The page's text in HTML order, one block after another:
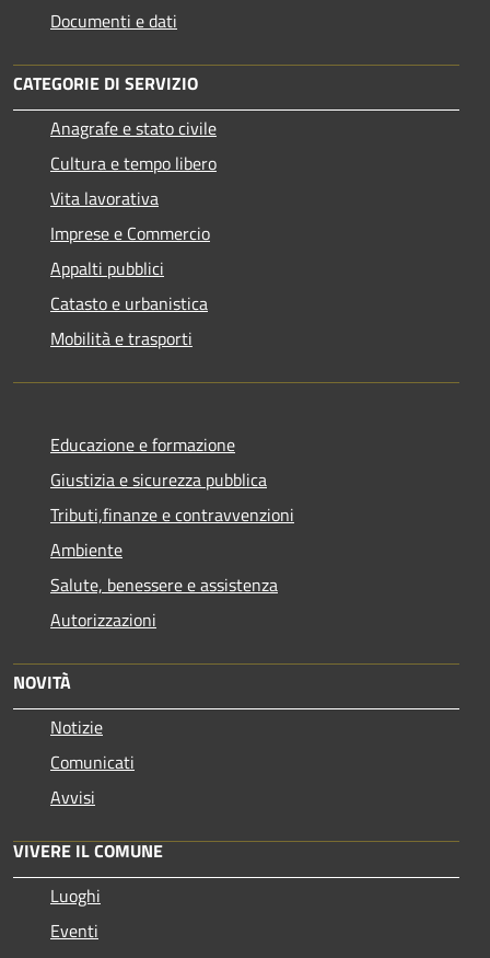
Documenti e dati
CATEGORIE DI SERVIZIO
Anagrafe e stato civile
Cultura e tempo libero
Vita lavorativa
Imprese e Commercio
Appalti pubblici
Catasto e urbanistica
Mobilità e trasporti
Educazione e formazione
Giustizia e sicurezza pubblica
Tributi,finanze e contravvenzioni
Ambiente
Salute, benessere e assistenza
Autorizzazioni
NOVITÀ
Notizie
Comunicati
Avvisi
VIVERE IL COMUNE
Luoghi
Eventi